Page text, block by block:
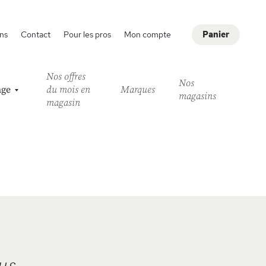
Panier
Contact Pour les pros Mon compte
Nos offres
du mois en
magasin
Marques
Nos
magasins